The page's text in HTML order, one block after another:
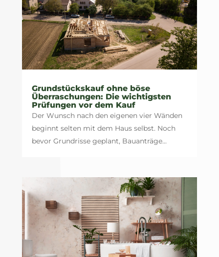
Grundstückskauf ohne böse
Überraschungen: Die wichtigsten
Prüfungen vor dem Kauf
Der Wunsch nach den eigenen vier Wänden
beginnt selten mit dem Haus selbst. Noch
bevor Grundrisse geplant, Bauanträge...